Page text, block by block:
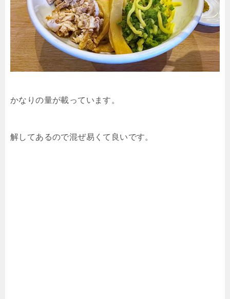
かなりの量が載っています。
解してあるので混ぜ易くて良いです。